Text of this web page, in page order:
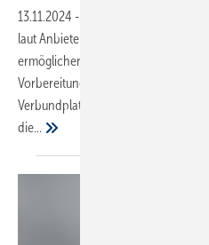
13.11.2024 -
laut Anbieter Maßstäbe in Sachen
ermöglichen eine schnelle
Vorbereitungsarbeiten. Die
Verbundplatten lassen sich leicht
die...